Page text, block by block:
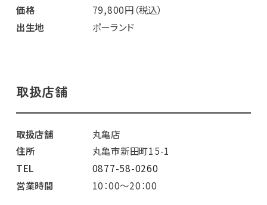
価格
79,800円（税込）
出生地
ポーランド
取扱店舗
取扱店舗
丸亀店
住所
丸亀市新田町15-1
TEL
0877-58-0260
営業時間
10：00～20：00